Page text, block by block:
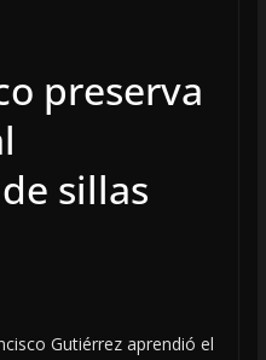
preserva
sillas
Gutiérrez aprendió el